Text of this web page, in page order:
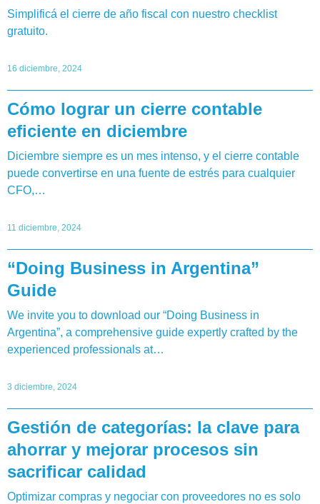
Simplificá el cierre de año fiscal con nuestro checklist
gratuito.
16 diciembre, 2024
Cómo lograr un cierre contable
eficiente en diciembre
Diciembre siempre es un mes intenso, y el cierre contable
puede convertirse en una fuente de estrés para cualquier
CFO,…
11 diciembre, 2024
“Doing Business in Argentina”
Guide
We invite you to download our “Doing Business in
Argentina”, a comprehensive guide expertly crafted by the
experienced professionals at…
3 diciembre, 2024
Gestión de categorías: la clave para
ahorrar y mejorar procesos sin
sacrificar calidad
Optimizar compras y negociar con proveedores no es solo